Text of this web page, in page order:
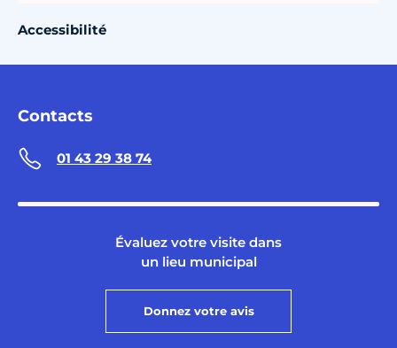
Accessibilité
Contacts
01 43 29 38 74
Évaluez votre visite dans
un lieu municipal
Donnez votre avis